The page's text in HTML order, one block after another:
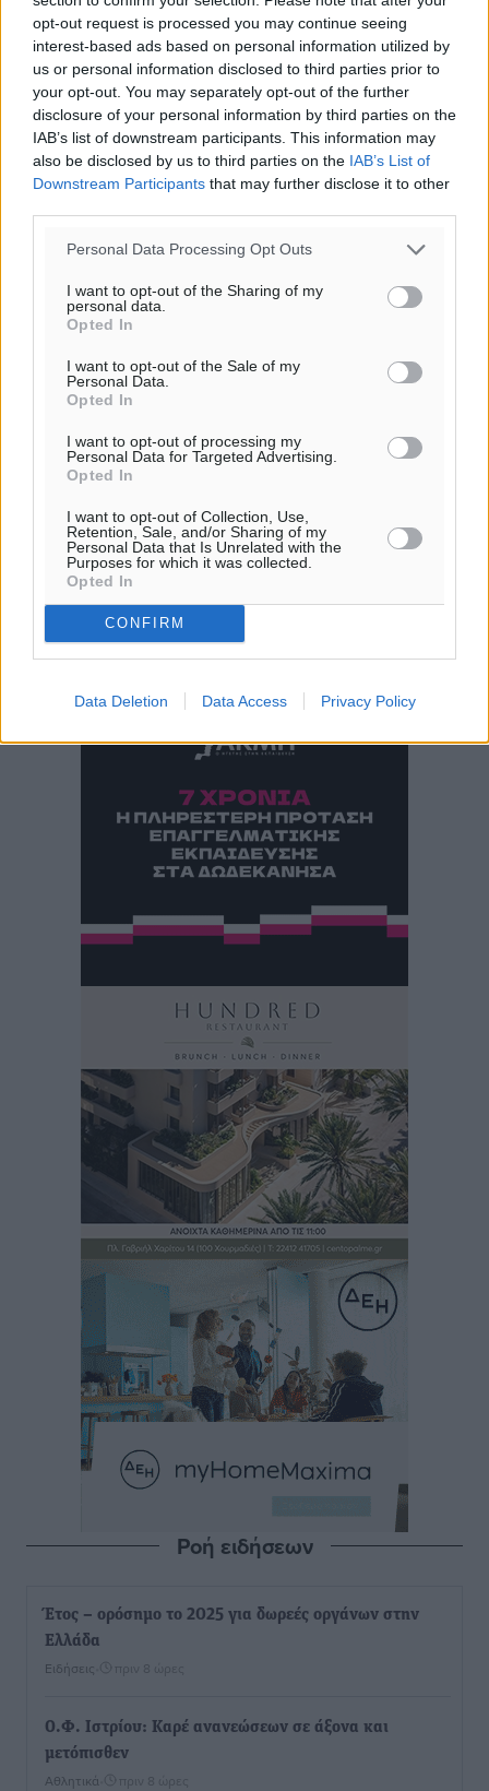
opt-out request is processed you may continue seeing
interest-based ads based on personal information utilized by
us or personal information disclosed to third parties prior to
your opt-out. You may separately opt-out of the further
disclosure of your personal information by third parties on the
IAB’s list of downstream participants. This information may
also be disclosed by us to third parties on the IAB’s List of
Downstream Participants that may further disclose it to other
Personal Data Processing Opt Outs
I want to opt-out of the Sharing of my
personal data.
Opted In
I want to opt-out of the Sale of my
Personal Data.
Opted In
I want to opt-out of processing my
Personal Data for Targeted Advertising.
Opted In
I want to opt-out of Collection, Use,
Retention, Sale, and/or Sharing of my
Personal Data that Is Unrelated with the
Purposes for which it was collected.
Opted In
CONFIRM
Data Deletion Data Access Privacy Policy
Για την μερική αναπαραγωγή της είδησης από άλλες
ιστοσελίδες είναι απαραίτητη η χρήση του παρακάτω
παρεχόμενου συνδέσμου παραπομπής προς το άρθρο
της Δημοκρατικής.
o καιρός τώρα:
αίθριος καιρός
km/h
°
πρόγνωση:
Ροή ειδήσεων
Έτος – ορόσημο το 2025 για δωρεές οργάνων στην
Ελλάδα
Ειδήσεις πριν 8 ώρες
Ο.Φ. Ιστρίου: Καρέ ανανεώσεων σε άξονα και
μετόπισθεν
Αθλητικά πριν 8 ώρες